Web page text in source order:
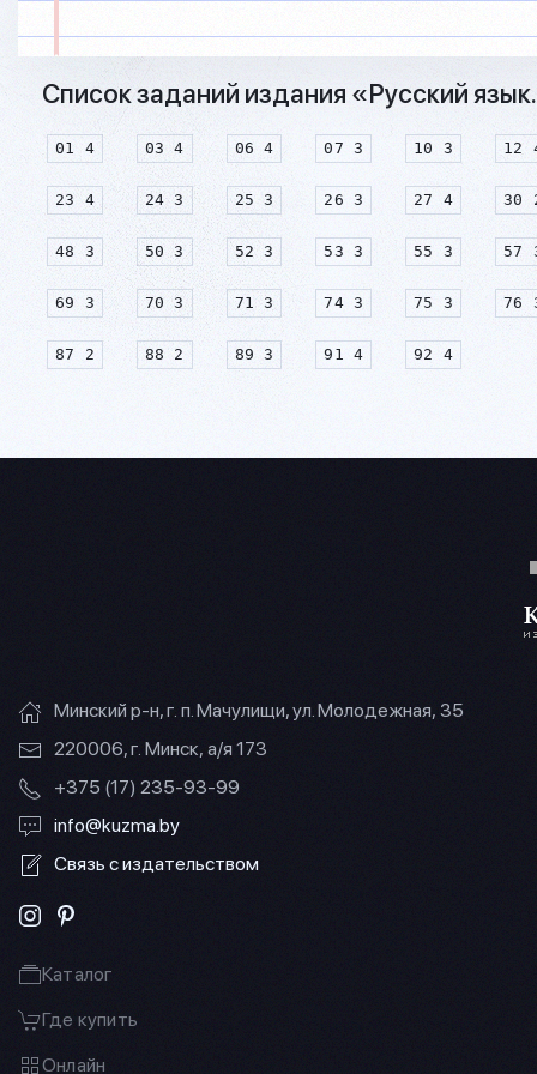
Список заданий издания «Русский
01 4 03 4 06 4 07 3 10 3 12
23 4 24 3 25 3 26 3 27 4 30
48 3 50 3 52 3 53 3 55 3 57
69 3 70 3 71 3 74 3 75 3 76
87 2 88 2 89 3 91 4 92 4
Минский р-н, г. п. Мачулищи, ул. Молодежная, 35
220006, г. Минск, а/я 173
+375 (17) 235-93-99
info@kuzma.by
Связь с издательством
Каталог
Где купить
Онлайн